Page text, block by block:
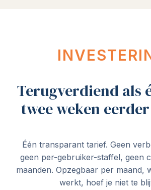
Terugverdiend als
twee weken
Één transparant tarief. Geen
geen per-gebruiker-staffel, geen
maanden. Opzegbaar per maand,
werkt, hoef je niet te